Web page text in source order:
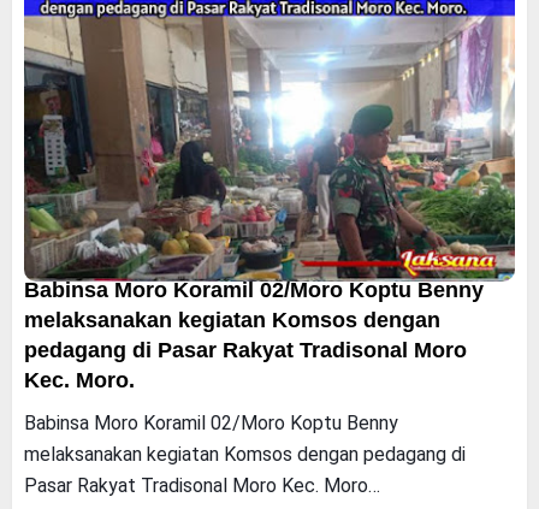
Babinsa Moro Koramil 02/Moro Koptu Benny
melaksanakan kegiatan Komsos dengan
pedagang di Pasar Rakyat Tradisonal Moro
Kec. Moro.
Babinsa Moro Koramil 02/Moro Koptu Benny
melaksanakan kegiatan Komsos dengan pedagang di
Pasar Rakyat Tradisonal Moro Kec. Moro…